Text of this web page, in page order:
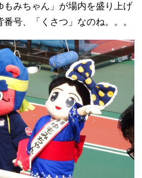
もみちゃん」が場内を盛り上げ
号、「くさつ」なのね。。。